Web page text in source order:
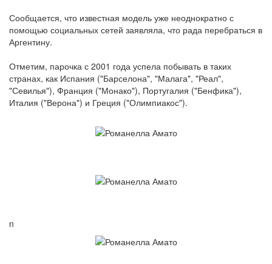
Сообщается, что известная модель уже неоднократно с
помощью социальных сетей заявляла, что рада перебраться в
Аргентину.
Отметим, парочка с 2001 года успела побывать в таких
странах, как Испания ("Барселона", "Малага", "Реал",
"Севилья"), Франция ("Монако"), Португалия ("Бенфика"),
Италия ("Верона") и Греция ("Олимпиакос").
n